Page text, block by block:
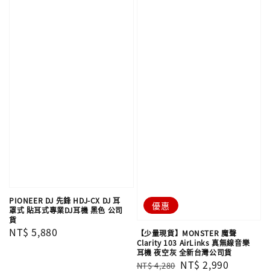
PIONEER DJ 先鋒 HDJ-CX DJ 耳
罩式 貼耳式專業DJ耳機 黑色 公司
貨
Regular
NT$ 5,880
優惠
【少量現貨】MONSTER 魔聲
Clarity 103 AirLinks 真無線音樂
耳機 夜空灰 全新台灣公司貨
Regular
NT$ 4,280 Sale
NT$ 2,990